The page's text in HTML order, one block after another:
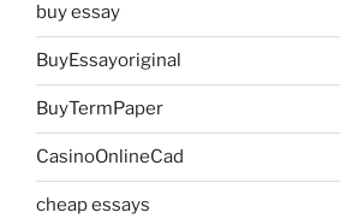
buy essay
BuyEssayoriginal
BuyTermPaper
CasinoOnlineCad
cheap essays